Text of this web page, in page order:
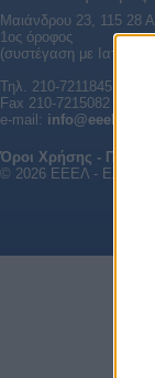
Μαιάνδρου 23, 115 28
1ος όροφος
(συστέγαση με Ιατρική
Τηλ. 210-7211845, 210-
Fax 210-7215082
e-mail: info@eeel.gr
Όροι Χρήσης -
© 2026 ΕΕΕΛ -